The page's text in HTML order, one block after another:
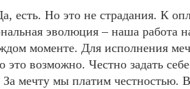
есть. Но это не страдания. К
эволюция – наша работа
моменте. Для исполнения
возможно. Честно задать
За мечту мы платим